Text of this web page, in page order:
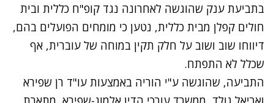
בתביעת ענק שהוגשה לאחרונה נגד קופ"ח כללית ובית
חולים קפלן מבית כללית, נטען כי מומחים הפועלים בהם,
דיווחו שוב ושוב על חלק תקין במוחה של עוברית, אף
שכלל לא התפתח.
התביעה, שהוגשה ע"י הוריה באמצעות עו"ד רן שפירא